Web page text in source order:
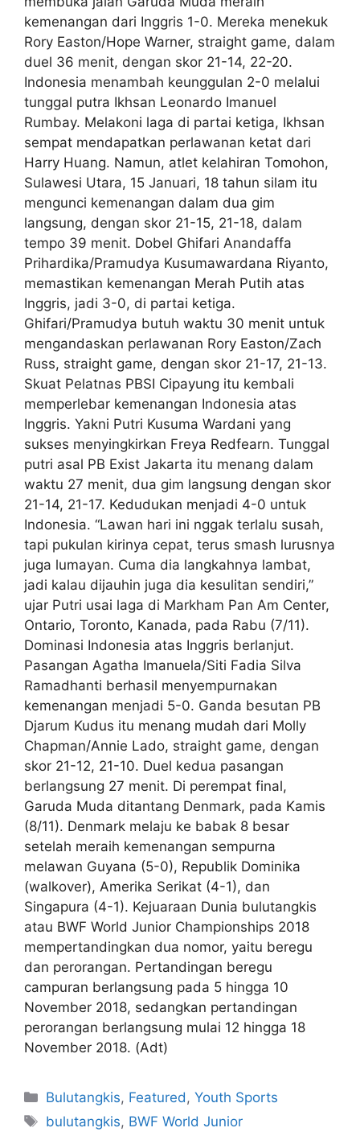
kemenangan dari Inggris 1-0. Mereka menekuk
Rory Easton/Hope Warner, straight game, dalam
duel 36 menit, dengan skor 21-14, 22-20.
Indonesia menambah keunggulan 2-0 melalui
tunggal putra Ikhsan Leonardo Imanuel
Rumbay. Melakoni laga di partai ketiga, Ikhsan
sempat mendapatkan perlawanan ketat dari
Harry Huang. Namun, atlet kelahiran Tomohon,
Sulawesi Utara, 15 Januari, 18 tahun silam itu
mengunci kemenangan dalam dua gim
langsung, dengan skor 21-15, 21-18, dalam
tempo 39 menit. Dobel Ghifari Anandaffa
Prihardika/Pramudya Kusumawardana Riyanto,
memastikan kemenangan Merah Putih atas
Inggris, jadi 3-0, di partai ketiga.
Ghifari/Pramudya butuh waktu 30 menit untuk
mengandaskan perlawanan Rory Easton/Zach
Russ, straight game, dengan skor 21-17, 21-13.
Skuat Pelatnas PBSI Cipayung itu kembali
memperlebar kemenangan Indonesia atas
Inggris. Yakni Putri Kusuma Wardani yang
sukses menyingkirkan Freya Redfearn. Tunggal
putri asal PB Exist Jakarta itu menang dalam
waktu 27 menit, dua gim langsung dengan skor
21-14, 21-17. Kedudukan menjadi 4-0 untuk
Indonesia. “Lawan hari ini nggak terlalu susah,
tapi pukulan kirinya cepat, terus smash lurusnya
juga lumayan. Cuma dia langkahnya lambat,
jadi kalau dijauhin juga dia kesulitan sendiri,”
ujar Putri usai laga di Markham Pan Am Center,
Ontario, Toronto, Kanada, pada Rabu (7/11).
Dominasi Indonesia atas Inggris berlanjut.
Pasangan Agatha Imanuela/Siti Fadia Silva
Ramadhanti berhasil menyempurnakan
kemenangan menjadi 5-0. Ganda besutan PB
Djarum Kudus itu menang mudah dari Molly
Chapman/Annie Lado, straight game, dengan
skor 21-12, 21-10. Duel kedua pasangan
berlangsung 27 menit. Di perempat final,
Garuda Muda ditantang Denmark, pada Kamis
(8/11). Denmark melaju ke babak 8 besar
setelah meraih kemenangan sempurna
melawan Guyana (5-0), Republik Dominika
(walkover), Amerika Serikat (4-1), dan
Singapura (4-1). Kejuaraan Dunia bulutangkis
atau BWF World Junior Championships 2018
mempertandingkan dua nomor, yaitu beregu
dan perorangan. Pertandingan beregu
campuran berlangsung pada 5 hingga 10
November 2018, sedangkan pertandingan
perorangan berlangsung mulai 12 hingga 18
November 2018. (Adt)
Bulutangkis, Featured ,Youth Sports
bulutangkis, BWF World Junior